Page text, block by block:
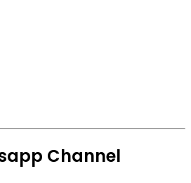
Channel